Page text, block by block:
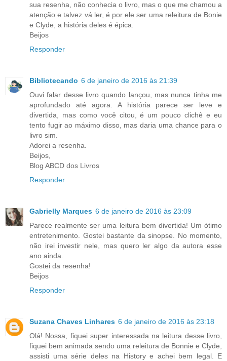
sua resenha, não conhecia o livro, mas o que me chamou a
atenção e talvez vá ler, é por ele ser uma releitura de Bonie
e Clyde, a história deles é épica.
Beijos
Responder
Bibliotecando 6 de janeiro de 2016 às 21:39
Ouvi falar desse livro quando lançou, mas nunca tinha me
aprofundado até agora. A história parece ser leve e
divertida, mas como você citou, é um pouco clichê e eu
tento fugir ao máximo disso, mas daria uma chance para o
livro sim.
Adorei a resenha.
Beijos,
Blog ABCD dos Livros
Responder
Gabrielly Marques 6 de janeiro de 2016 às 23:09
Parece realmente ser uma leitura bem divertida! Um ótimo
entretenimento. Gostei bastante da sinopse. No momento,
não irei investir nele, mas quero ler algo da autora esse
ano ainda.
Gostei da resenha!
Beijos
Responder
Suzana Chaves Linhares 6 de janeiro de 2016 às 23:18
Olá! Nossa, fiquei super interessada na leitura desse livro,
fiquei bem animada sendo uma releitura de Bonnie e Clyde,
assisti uma série deles na History e achei bem legal. E